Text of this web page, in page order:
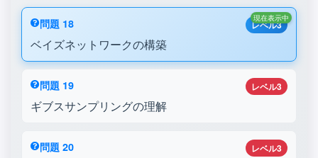
レベル3
問題 18
ベイズネットワークの構築
現在表示中
レベル3
問題 19
ギブスサンプリングの理解
レベル3
問題 20